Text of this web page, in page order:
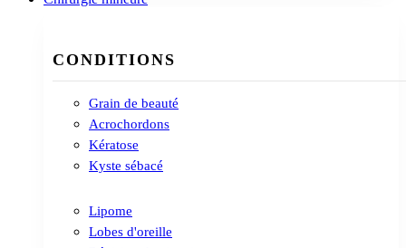
CONDITIONS
Grain de beauté
Acrochordons
Kératose
Kyste sébacé
Lipome
Lobes d'oreille